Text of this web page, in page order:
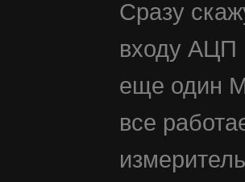
Сразу
входу АЦП
еще один
все